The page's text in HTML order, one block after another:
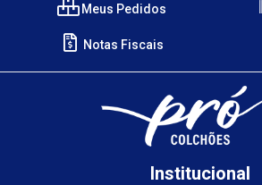
Meus Pedidos
Notas Fiscais
Institucional